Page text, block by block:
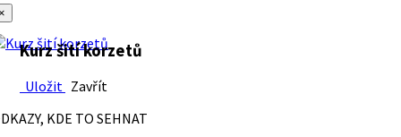
Kurz šití korzetů
Uložit Zavřít
KDE TO SEHNAT